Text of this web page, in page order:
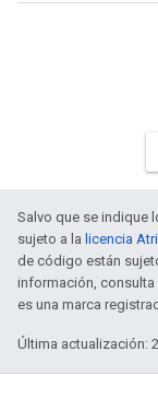
Salvo que se indique
sujeto a la licencia
de código están
información, consulta
es una marca
Última actualización: